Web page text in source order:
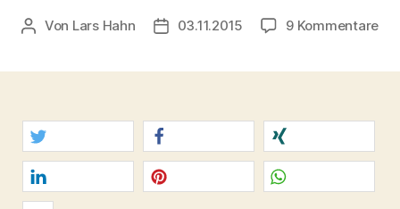
Beitragsautor
Von Lars Hahn Beitragsdatum
03.11.2015 9 Kommentarezu
twittern teilen teilen